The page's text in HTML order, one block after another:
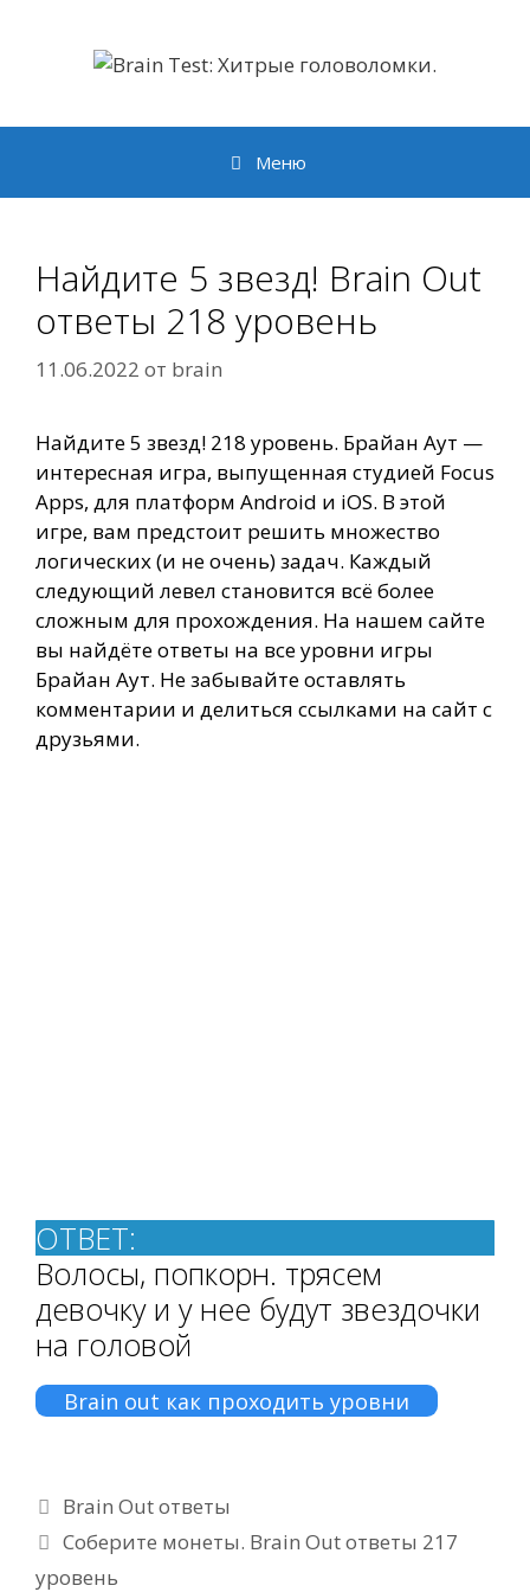
содержимому
Меню
Найдите 5 звезд! Brain Out
ответы 218 уровень
11.06.2022 от brain
Найдите 5 звезд! 218 уровень. Брайан Аут —
интересная игра, выпущенная студией Focus
Apps, для платформ Android и iOS. В этой
игре, вам предстоит решить множество
логических (и не очень) задач. Каждый
следующий левел становится всё более
сложным для прохождения. На нашем сайте
вы найдёте ответы на все уровни игры
Брайан Аут. Не забывайте оставлять
комментарии и делиться ссылками на сайт с
друзьями.
ОТВЕТ:
Волосы, попкорн. трясем
девочку и у нее будут звездочки
на головой
Brain out как проходить уровни
Рубрики
Brain Out ответы
Соберите монеты. Brain Out ответы 217
уровень